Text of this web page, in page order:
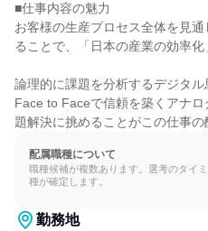
■仕事内容の魅力
お客様の生産プロセス全体を見
ることで、「日本の産業の効率化
論理的に課題を分析するデジタル
Face to Faceで信頼を築くアナ
題解決に挑めることがこの仕事の
配属職種について
職種候補が複数あります。選考のタイ
種が確定します。
勤務地